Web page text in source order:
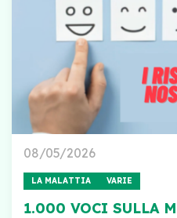
08/05/2026
LA MALATTIA VARIE
1.000 VOCI SULLA